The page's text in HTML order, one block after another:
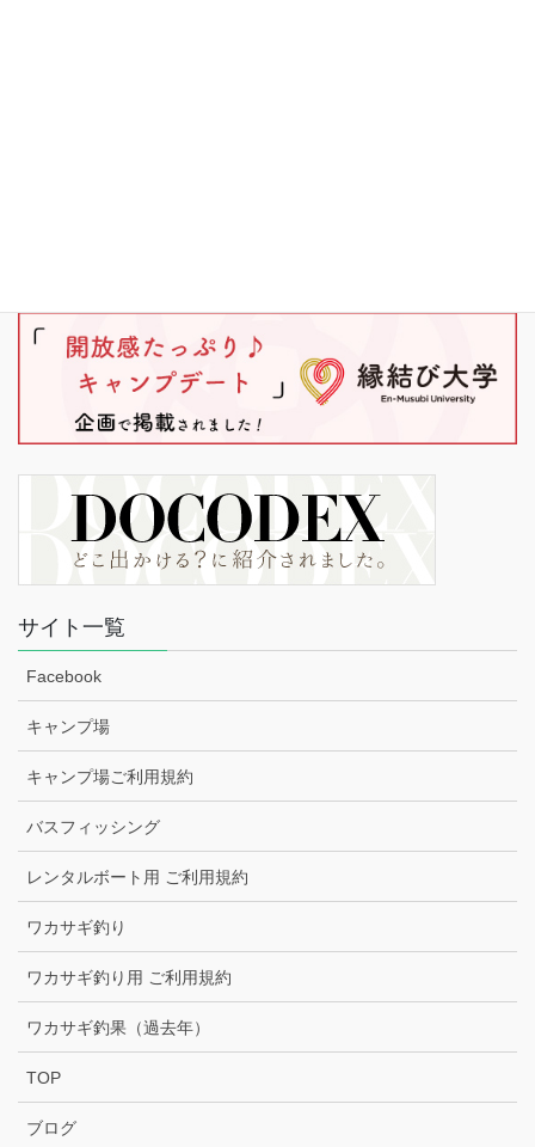
サイト一覧
Facebook
キャンプ場
キャンプ場ご利用規約
バスフィッシング
レンタルボート用 ご利用規約
ワカサギ釣り
ワカサギ釣り用 ご利用規約
ワカサギ釣果（過去年）
TOP
ブログ